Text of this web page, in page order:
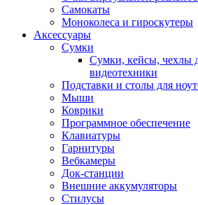
Самокаты
Моноколеса и гироскутеры
Аксессуары
Сумки
Сумки, кейсы, чехлы
видеотехники
Подставки и столы для
Мыши
Коврики
Программное обеспечение
Клавиатуры
Гарнитуры
Вебкамеры
Док-станции
Внешние аккумуляторы
Стилусы